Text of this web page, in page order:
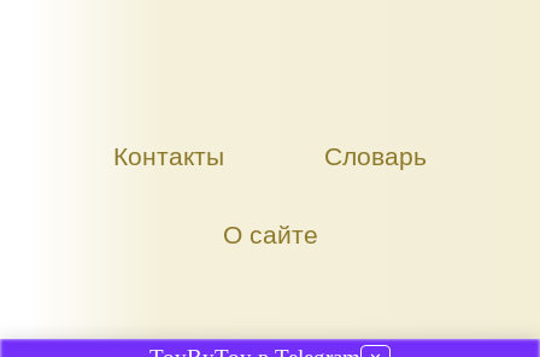
Контакты Словарь
О сайте